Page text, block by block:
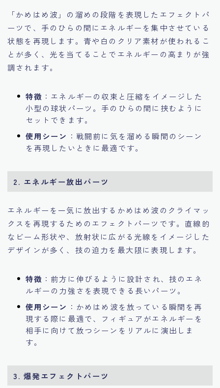
「かめはめ波」の溜めの段階を表現したエフェクトパ
ーツで、手のひらの間にエネルギーを集中させている
状態を再現します。青や白のクリア素材が使われるこ
とが多く、光を当てることでエネルギーの高まりが強
調されます。
特徴 ：エネルギーの収束と圧縮をイメージした
小型の球状パーツ。手のひらの間に挟むように
セットできます。
使用シーン ：戦闘前に気を溜める瞬間のシーン
を再現したいときに最適です。
2. エネルギー放出パーツ
エネルギーを一気に放出するかめはめ波のクライマッ
クスを再現するためのエフェクトパーツです。直線的
なビーム形状や、放射状に広がる光線をイメージした
デザインが多く、技の迫力を最大限に表現します。
特徴 ：前方に伸びるように設計され、技のエネ
ルギーの力強さを表現できる長いパーツ。
使用シーン ：かめはめ波を放っている瞬間を再
現する際に最適で、フィギュアがエネルギーを
相手に向けて放つシーンをリアルに演出しま
す。
3. 爆発エフェクトパーツ